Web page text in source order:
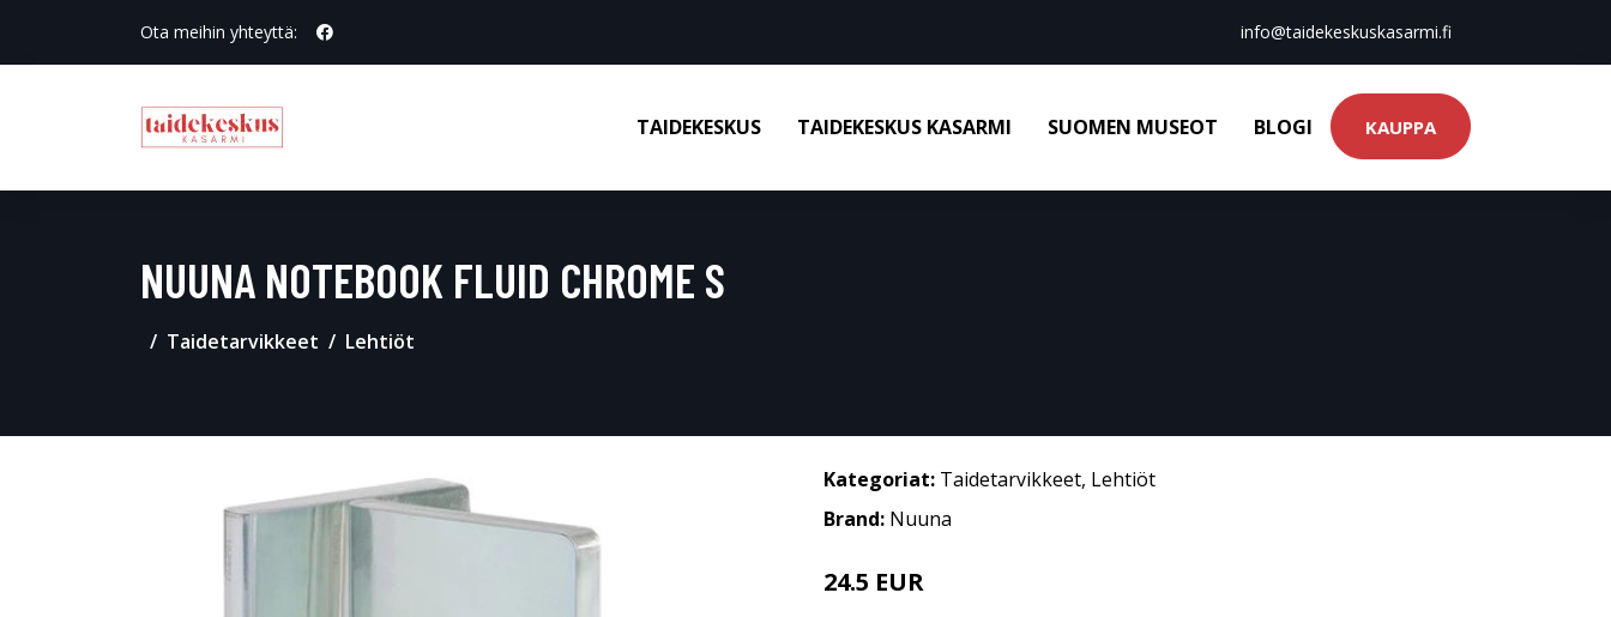
Ota meihin yhteyttä: info@taidekeskuskasarmi.fi
TAIDEKESKUS TAIDEKESKUS KASARMI SUOMEN MUSEOT BLOGI KAUPPA
NUUNA NOTEBOOK FLUID CHROME S
Taidetarvikkeet Lehtiöt
Kategoriat: Taidetarvikkeet, Lehtiöt
Brand: Nuuna
24.5 EUR